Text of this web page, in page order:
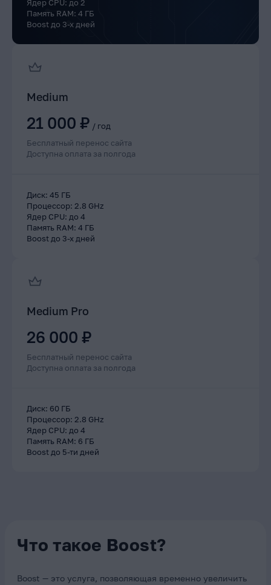
Ядер CPU: до 2
Память RAM: 4 ГБ
Boost до 3-х дней
Medium
21 000 ₽ / год
Бесплатный перенос сайта
Доступна оплата за полгода
Диск: 45 ГБ
Процессор: 2.8 GHz
Ядер CPU: до 4
Память RAM: 4 ГБ
Boost до 3-х дней
Medium Pro
26 000 ₽
Бесплатный перенос сайта
Доступна оплата за полгода
Диск: 60 ГБ
Процессор: 2.8 GHz
Ядер CPU: до 4
Память RAM: 6 ГБ
Boost до 5-ти дней
Что такое Boost?
Boost — это услуга, позволяющая временно увеличить